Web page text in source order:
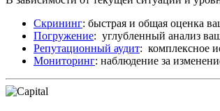
Скрининг: быстрая и общая оценка
Погружение: углубленный анализ
Репутационный аудит: комплексное
Мониторинг: наблюдение за